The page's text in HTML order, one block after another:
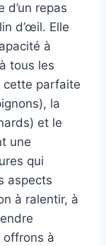
d’un repas
d’œil. Elle
à
tous les
cette parfaite
la
et le
une
qui
aspects
à ralentir, à
offrons à